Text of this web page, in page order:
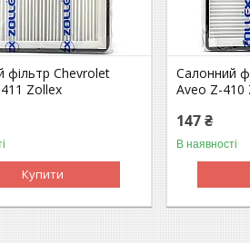
фільтр Chevrolet
Zollex
Купити
Салонний
Aveo Z-410
147 ₴
В наявності